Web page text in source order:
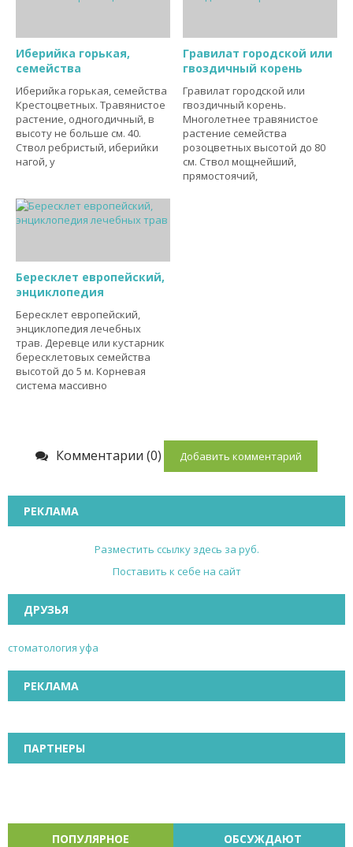
Иберийка горькая,
семейства
Иберийка горькая, семейства
Крестоцветных. Травянистое
растение, одногодичный, в
высоту не больше см. 40.
Ствол ребристый, иберийки
нагой, у
Гравилат городской или
гвоздичный корень
Гравилат городской или
гвоздичный корень.
Многолетнее травянистое
растение семейства
розоцветных высотой до 80
см. Ствол мощнейший,
прямостоячий,
Бересклет европейский,
энциклопедия
Бересклет европейский,
энциклопедия лечебных
трав. Деревце или кустарник
бересклетовых семейства
высотой до 5 м. Корневая
система массивно
Комментарии (0) Добавить комментарий
РЕКЛАМА
Разместить ссылку здесь за руб.
Поставить к себе на сайт
ДРУЗЬЯ
стоматология уфа
РЕКЛАМА
ПАРТНЕРЫ
ПОПУЛЯРНОЕ ОБСУЖДАЮТ